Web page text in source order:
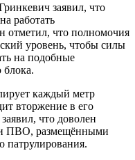
заявил, что
работать
отметил, что полномочия
уровень, чтобы силы
на подобные
каждый метр
вторжение в его
что доволен
ПВО, размещёнными
патрулирования.